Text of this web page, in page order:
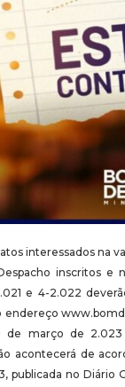
interessados na
inscritos e
e 4-2.022
endereço
de março de
acontecerá de
publicada no Diário